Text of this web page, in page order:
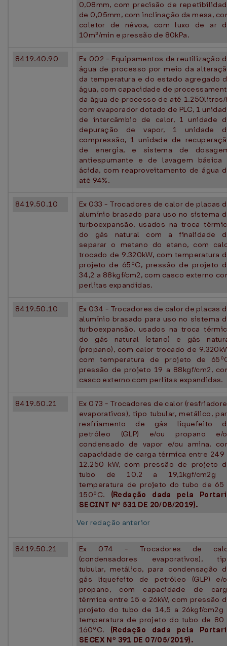
0,08mm, com precisão de
de 0,05mm, com inclinação da mesa,
coletor de névoa, com luxo de ar
10m³/min e pressão de 80kPa.
8419.40.90
Ex 002 - Equipamentos de reutilização
água de processo por meio da
da temperatura e do estado agregado
água, com capacidade de
da água de processo de até 1.250litros/
com evaporador dotado de PLC, 1
de intercâmbio de calor, 1 unidade
depuração de vapor, 1 unidade
compressão, 1 unidade de
de energia, e sistema de
antiespumante e de lavagem básica
ácida, com reaproveitamento de água
até 94%.
8419.50.10
Ex 033 - Trocadores de calor de placas
alumínio brasado para uso no sistema
turboexpansão, usados na troca
do gás natural com a finalidade
separar o metano do etano, com
trocado de 9.320kW, com temperatura
projeto de 65ºC, pressão de projeto
34,2 a 88kgf/cm2, com casco externo
perlitas expandidas.
8419.50.10
Ex 034 - Trocadores de calor de placas
alumínio brasado para uso no sistema
turboexpansão, usados na troca
do gás natural (etano) e gás
(propano), com calor trocado de
com temperatura de projeto de
pressão de projeto 19 a 88kgf/cm2,
casco externo com perlitas expandidas.
8419.50.21
Ex 073 - Trocadores de calor
evaporativos), tipo tubular, metálico,
resfriamento de gás liquefeito
petróleo (GLP) e/ou propano e/
condensado de vapor e/ou amina,
capacidade de carga térmica entre 249
12.250 kW, com pressão de projeto
tubo de 10,2 a 19,1kgf/cm2g
temperatura de projeto do tubo de 65
150ºC. (Redação dada pela
SECINT Nº 531 DE 20/08/2019).
Ver redação anterior
8419.50.21
Ex 074 - Trocadores de
(condensadores evaporativos),
tubular, metálico, para condensação
gás liquefeito de petróleo (GLP) e/
propano, com capacidade de
térmica entre 15 e 26kW, com pressão
projeto do tubo de 14,5 a 26kgf/cm2g
temperatura de projeto do tubo de 80
160ºC. (Redação dada pela
SECEX Nº 391 DE 07/05/2019).